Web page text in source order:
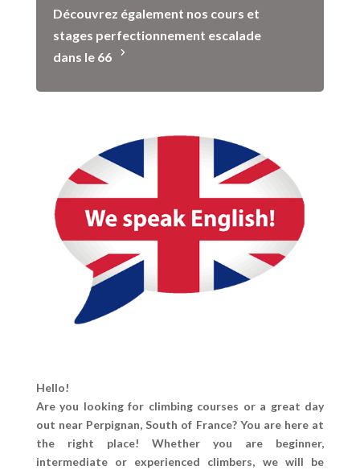
Découvrez également nos cours et
stages perfectionnement escalade
dans le 66
Hello!
Are you looking for climbing courses or a great day
out near Perpignan, South of France? You are here at
the right place! Whether you are beginner,
intermediate or experienced climbers, we will be